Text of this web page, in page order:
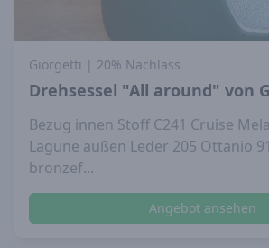
Giorgetti | 20% Nachlass
Drehsessel "All around" von
Bezug innen Stoff C241 Cruise
Lagune außen Leder 205 Ottanio
bronzef...
Angebot ansehen